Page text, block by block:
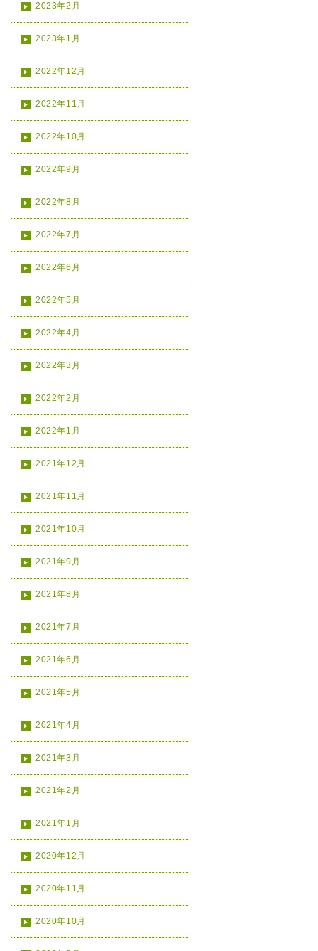
2023年2月
2023年1月
2022年12月
2022年11月
2022年10月
2022年9月
2022年8月
2022年7月
2022年6月
2022年5月
2022年4月
2022年3月
2022年2月
2022年1月
2021年12月
2021年11月
2021年10月
2021年9月
2021年8月
2021年7月
2021年6月
2021年5月
2021年4月
2021年3月
2021年2月
2021年1月
2020年12月
2020年11月
2020年10月